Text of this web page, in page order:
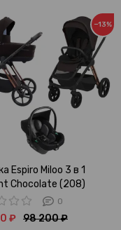
−13%
Espiro Miloo 3 в 1
Chocolate (208)
0
₽ 98 200 ₽